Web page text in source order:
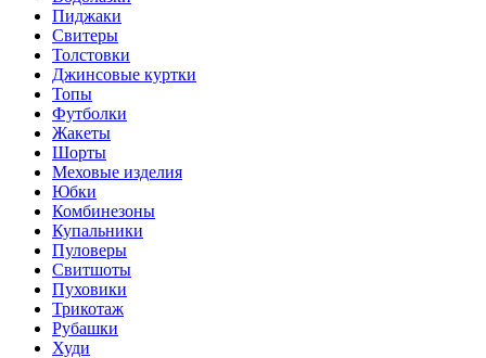
Пиджаки
Свитеры
Толстовки
Джинсовые куртки
Топы
Футболки
Жакеты
Шорты
Меховые изделия
Юбки
Комбинезоны
Купальники
Пуловеры
Свитшоты
Пуховики
Трикотаж
Рубашки
Худи